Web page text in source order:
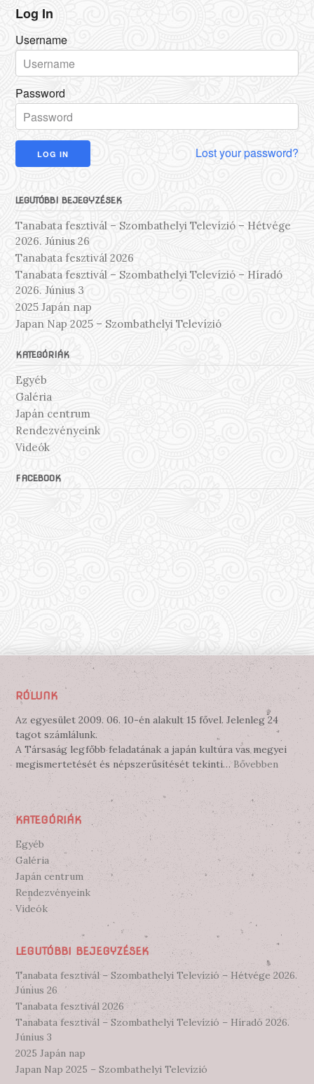
Log In
Username
Password
Lost your password?
LEGUTÓBBI BEJEGYZÉSEK
Tanabata fesztivál – Szombathelyi Televízió – Hétvége
2026. Június 26
Tanabata fesztivál 2026
Tanabata fesztivál – Szombathelyi Televízió – Híradó
2026. Június 3
2025 Japán nap
Japan Nap 2025 – Szombathelyi Televízió
KATEGÓRIÁK
Egyéb
Galéria
Japán centrum
Rendezvényeink
Videók
FACEBOOK
RÓLUNK
Az egyesület 2009. 06. 10-én alakult 15 fővel. Jelenleg 24
tagot számlálunk.
A Társaság legfőbb feladatának a japán kultúra vas megyei
megismertetését és népszerűsítését tekinti…Bővebben
KATEGÓRIÁK
Egyéb
Galéria
Japán centrum
Rendezvényeink
Videók
LEGUTÓBBI BEJEGYZÉSEK
Tanabata fesztivál – Szombathelyi Televízió – Hétvége 2026.
Június 26
Tanabata fesztivál 2026
Tanabata fesztivál – Szombathelyi Televízió – Híradó 2026.
Június 3
2025 Japán nap
Japan Nap 2025 – Szombathelyi Televízió